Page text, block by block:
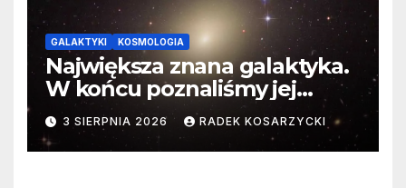
GALAKTYKI KOSMOLOGIA
Największa znana galaktyka.
W końcu poznaliśmy jej
faktyczne wymiary
3 SIERPNIA 2026 RADEK KOSARZYCKI